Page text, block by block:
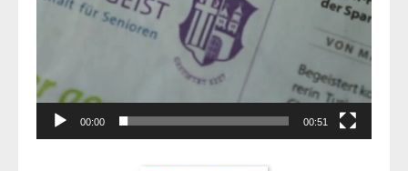
00:00 00:51